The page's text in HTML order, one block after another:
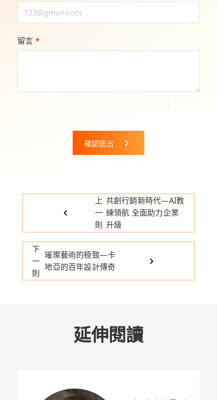
留言 *
確認送出
上
一
則
共創行銷新時代—AI教
練領航 全面助力企業
升級
下
一
則
璀璨藝術的極致—卡
地亞的百年設計傳奇
延伸閱讀